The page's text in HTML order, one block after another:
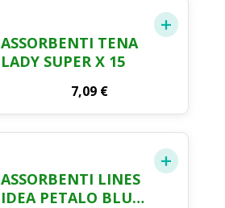
ASSORBENTI TENA
LADY SUPER X 15
7,09 €
ASSORBENTI LINES
IDEA PETALO BLU